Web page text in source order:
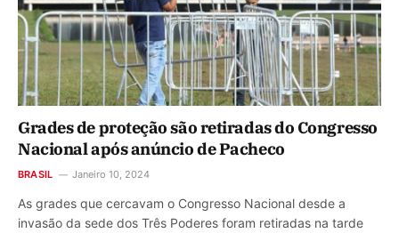
Grades de proteção são retiradas do Congresso
Nacional após anúncio de Pacheco
BRASIL Janeiro 10, 2024
As grades que cercavam o Congresso Nacional desde a
invasão da sede dos Três Poderes foram retiradas na tarde